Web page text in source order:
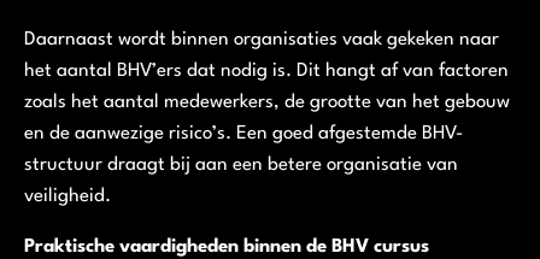
Daarnaast wordt binnen organisaties vaak gekeken naar
het aantal BHV’ers dat nodig is. Dit hangt af van factoren
zoals het aantal medewerkers, de grootte van het gebouw
en de aanwezige risico’s. Een goed afgestemde BHV-
structuur draagt bij aan een betere organisatie van
veiligheid.
Praktische vaardigheden binnen de BHV cursus